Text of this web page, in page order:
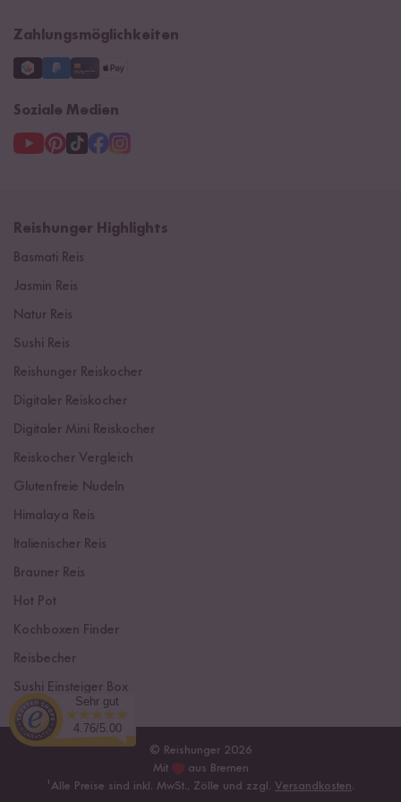
Zahlungsmöglichkeiten
Soziale Medien
Reishunger Highlights
Basmati Reis
Jasmin Reis
Natur Reis
Sushi Reis
Reishunger Reiskocher
Digitaler Reiskocher
Digitaler Mini Reiskocher
Reiskocher Vergleich
Glutenfreie Nudeln
Himalaya Reis
Italienischer Reis
Brauner Reis
Hot Pot
Kochboxen Finder
Reisbecher
Sushi Einsteiger Box
© Reishunger 2026
Mit
aus Bremen
¹ Alle Preise sind inkl. MwSt., Zölle und zzgl. Versandkosten.
Sehr gut
4.76/5.00